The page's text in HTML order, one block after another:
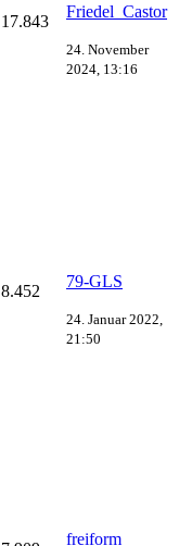
17.843
Friedel_Castor
24. November
2024, 13:16
8.452
79-GLS
24. Januar 2022,
21:50
freiform